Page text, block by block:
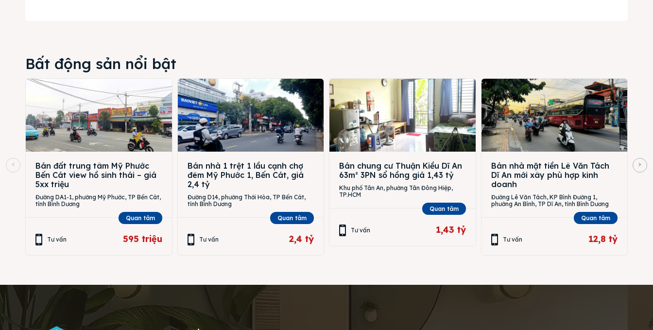
Bất động sản nổi bật
Bán đất trung tâm Mỹ Phước
Bến Cát view hồ sinh thái – giá
5xx triệu
Đường DA1-1, phường Mỹ Phước, TP Bến Cát,
tỉnh Bình Dương
Quan tâm
Tư vấn 595 triệu
Bán nhà 1 trệt 1 lầu cạnh chợ
đêm Mỹ Phước 1, Bến Cát, giá
2,4 tỷ
Đường D14, phường Thới Hòa, TP Bến Cát,
tỉnh Bình Dương
Quan tâm
Tư vấn 2,4 tỷ
Bán chung cư Thuận Kiều Dĩ An
63m² 3PN sổ hồng giá 1,43 tỷ
Khu phố Tân An, phường Tân Đông Hiệp,
TP.HCM
Quan tâm
Tư vấn 1,43 tỷ
Bán nhà mặt tiền Lê Văn Tách
Dĩ An mới xây phù hợp kinh
doanh
Đường Lê Văn Tách, KP Bình Đường 1,
phường An Bình, TP Dĩ An, tỉnh Bình Dương
Quan tâm
Tư vấn 12,8 tỷ